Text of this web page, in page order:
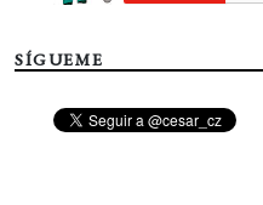
SÍGUEME